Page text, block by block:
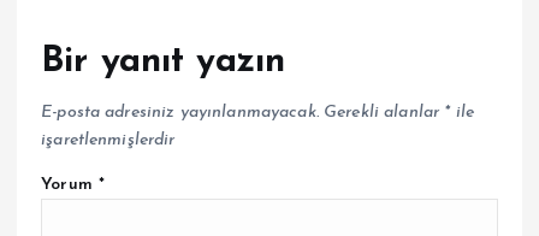
Bir yanıt yazın
E-posta adresiniz yayınlanmayacak. Gerekli alanlar *ile
işaretlenmişlerdir
Yorum *